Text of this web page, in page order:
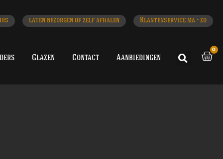
laten bezorgen of zelf afhalen Klantenservice ma - zo
Glazen Contact Aanbiedingen
0